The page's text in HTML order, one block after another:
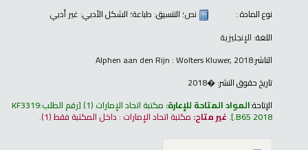
نوع المادة :
نص؛ التنسيق: طباعة؛ الشكل الأدبي: غير أدبي
اللغة: الإنجليزية
الناشر:Alphen aan den Rijn : Wolters Kluwer, 2018
تاريخ حقوق النشر:�2018
الإتاحة:المواد المتاحة للإعارة: مكتبة اتحاد الإمارات (1) رقم الطلب:KF3319
.B65 2018
.غير متاح: مكتبة اتحاد الإمارات : داخل المكتبة فقط(1).